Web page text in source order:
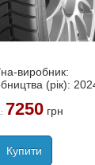
виробник:
(рік):
7250грн
Купити